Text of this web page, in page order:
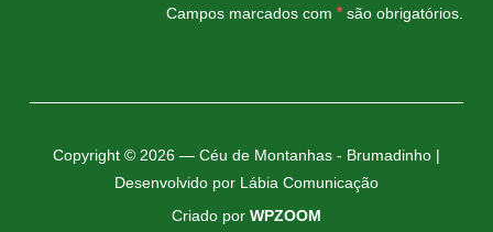
Campos marcados com* são obrigatórios.
Copyright © 2026 — Céu de Montanhas - Brumadinho |
Desenvolvido por Lábia Comunicação
Criado por WPZOOM